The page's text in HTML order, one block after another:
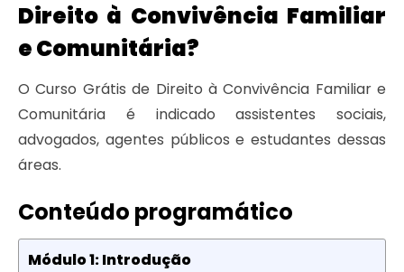
Direito à Convivência Familiar
e Comunitária?
O Curso Grátis de Direito à Convivência Familiar e
Comunitária é indicado assistentes sociais,
advogados, agentes públicos e estudantes dessas
áreas.
Conteúdo programático
Módulo 1: Introdução